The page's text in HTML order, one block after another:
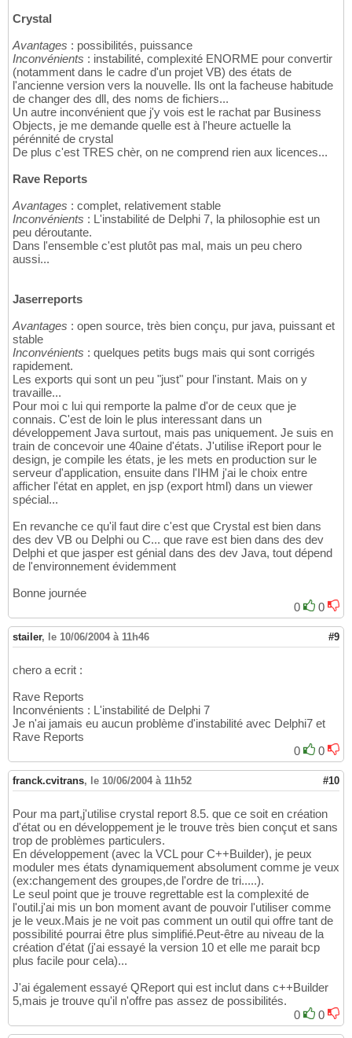
Crystal
Avantages : possibilités, puissance
Inconvénients : instabilité, complexité ENORME pour convertir
(notamment dans le cadre d'un projet VB) des états de
l'ancienne version vers la nouvelle. Ils ont la facheuse habitude
de changer des dll, des noms de fichiers...
Un autre inconvénient que j'y vois est le rachat par Business
Objects, je me demande quelle est à l'heure actuelle la
pérénnité de crystal
De plus c'est TRES chèr, on ne comprend rien aux licences...
Rave Reports
Avantages : complet, relativement stable
Inconvénients : L'instabilité de Delphi 7, la philosophie est un
peu déroutante.
Dans l'ensemble c'est plutôt pas mal, mais un peu chero
aussi...
Jaserreports
Avantages : open source, très bien conçu, pur java, puissant et
stable
Inconvénients : quelques petits bugs mais qui sont corrigés
rapidement.
Les exports qui sont un peu "just" pour l'instant. Mais on y
travaille...
Pour moi c lui qui remporte la palme d'or de ceux que je
connais. C'est de loin le plus interessant dans un
développement Java surtout, mais pas uniquement. Je suis en
train de concevoir une 40aine d'états. J'utilise iReport pour le
design, je compile les états, je les mets en production sur le
serveur d'application, ensuite dans l'IHM j'ai le choix entre
afficher l'état en applet, en jsp (export html) dans un viewer
spécial...
En revanche ce qu'il faut dire c'est que Crystal est bien dans
des dev VB ou Delphi ou C... que rave est bien dans des dev
Delphi et que jasper est génial dans des dev Java, tout dépend
de l'environnement évidemment
Bonne journée
0
0
stailer, le 10/06/2004 à 11h46 #9
chero a ecrit :
Rave Reports
Inconvénients : L'instabilité de Delphi 7
Je n'ai jamais eu aucun problème d'instabilité avec Delphi7 et
Rave Reports
0
0
franck.cvitrans, le 10/06/2004 à 11h52 #10
Pour ma part,j'utilise crystal report 8.5. que ce soit en création
d'état ou en développement je le trouve très bien conçut et sans
trop de problèmes particulers.
En développement (avec la VCL pour C++Builder), je peux
moduler mes états dynamiquement absolument comme je veux
(ex:changement des groupes,de l'ordre de tri.....).
Le seul point que je trouve regrettable est la complexité de
l'outil.j'ai mis un bon moment avant de pouvoir l'utiliser comme
je le veux.Mais je ne voit pas comment un outil qui offre tant de
possibilité pourrai être plus simplifié.Peut-être au niveau de la
création d'état (j'ai essayé la version 10 et elle me parait bcp
plus facile pour cela)...
J'ai également essayé QReport qui est inclut dans c++Builder
5,mais je trouve qu'il n'offre pas assez de possibilités.
0
0